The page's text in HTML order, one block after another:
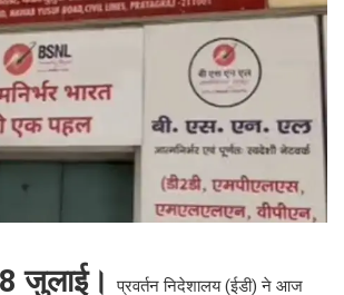
जुलाई।प्रवर्तन निदेशालय (ईडी) ने आज